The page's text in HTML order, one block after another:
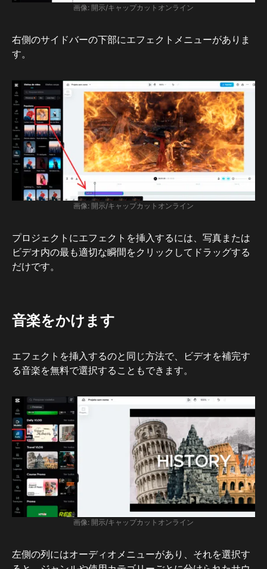
画像: 開示/キャップカットオンライン
右側のサイドバーの下部にエフェクトメニューがありま
す。
画像: 開示/キャップカットオンライン
プロジェクトにエフェクトを挿入するには、写真または
ビデオ内の最も適切な瞬間をクリックしてドラッグする
だけです。
音楽をかけます
エフェクトを挿入するのと同じ方法で、ビデオを補完す
る音楽を無料で選択することもできます。
画像: 開示/キャップカットオンライン
左側の列にはオーディオメニューがあり、それを選択す